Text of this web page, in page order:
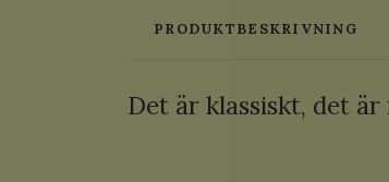
PRODUKTBESKRIVNING
Det är klassiskt, det